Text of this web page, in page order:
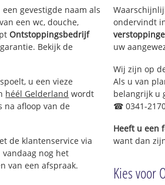
Noordoost
Doetinchem
Hamburgerbroek
Verheulsweide-Noord
Doetinchem
De Hoop-Noord
De Huet fase 1 + 3
De Huet fase 6 + 7
De Huet fase 5
Sportpark Zuid
Bedrijventerrein De Huet
gevestigde naam als
een wc, douche,
Ontstoppingsbedrijf
Bekijk de
u een vieze
héél Gelderland wordt
na afloop van de
de klantenservice via
nog het
van een afspraak.
ondervindt
uw
Wij zijn op
Als u van
belangrijk u
☎ 0341-
Heeft u een
want dan
Kies voor